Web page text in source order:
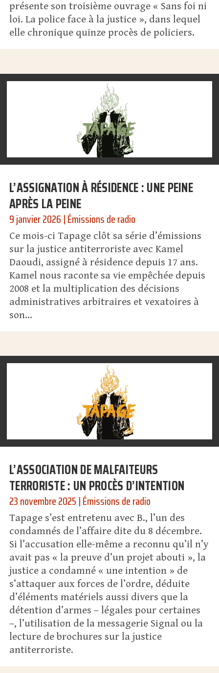
présente son troisième ouvrage « Sans foi ni
loi. La police face à la justice », dans lequel
elle chronique quinze procès de policiers.
L’ASSIGNATION À RÉSIDENCE : UNE PEINE
APRÈS LA PEINE
9 janvier 2026 |Émissions de radio
Ce mois-ci Tapage clôt sa série d’émissions
sur la justice antiterroriste avec Kamel
Daoudi, assigné à résidence depuis 17 ans.
Kamel nous raconte sa vie empêchée depuis
2008 et la multiplication des décisions
administratives arbitraires et vexatoires à
son...
L’ASSOCIATION DE MALFAITEURS
TERRORISTE : UN PROCÈS D’INTENTION
23 novembre 2025 |Émissions de radio
Tapage s’est entretenu avec B., l’un des
condamnés de l’affaire dite du 8 décembre.
Si l’accusation elle-même a reconnu qu’il n’y
avait pas « la preuve d’un projet abouti », la
justice a condamné « une intention » de
s’attaquer aux forces de l’ordre, déduite
d’éléments matériels aussi divers que la
détention d’armes – légales pour certaines
–, l’utilisation de la messagerie Signal ou la
lecture de brochures sur la justice
antiterroriste.